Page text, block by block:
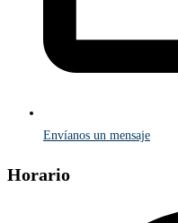
Envíanos un mensaje
Horario